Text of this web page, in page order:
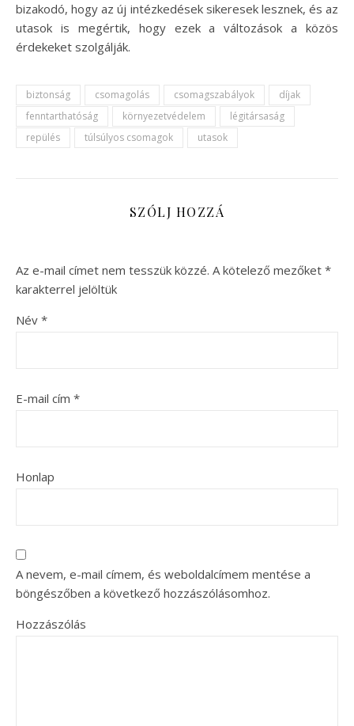
bizakodó, hogy az új intézkedések sikeresek lesznek, és az
utasok is megértik, hogy ezek a változások a közös
érdekeket szolgálják.
biztonság csomagolás csomagszabályok
díjak
fenntarthatóság
környezetvédelem
légitársaság
repülés
túlsúlyos csomagok utasok
SZÓLJ HOZZÁ
Az e-mail címet nem tesszük közzé. A kötelező mezőket *
karakterrel jelöltük
Név *
E-mail cím *
Honlap
A nevem, e-mail címem, és weboldalcímem mentése a
böngészőben a következő hozzászólásomhoz.
Hozzászólás